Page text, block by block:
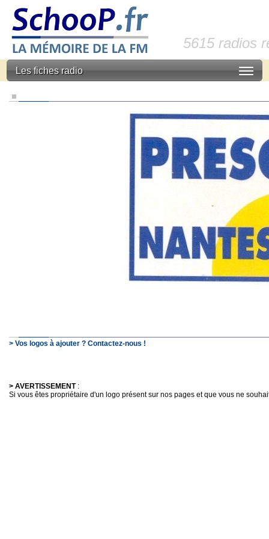
5615 radios
Les fiches radio
> Vos logos à ajouter ? Contactez-nous !
> AVERTISSEMENT:
Si vous êtes propriétaire d'un logo présent sur nos pages et que vous ne